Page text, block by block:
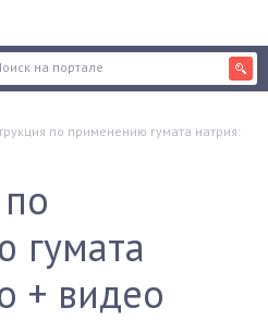
по применению гумата натрия:
гумата
+ видео